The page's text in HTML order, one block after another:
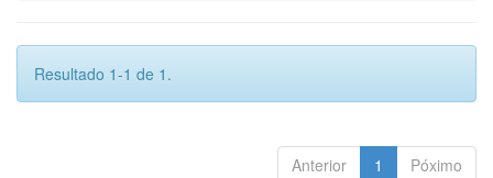
Resultado 1-1 de 1.
Anterior 1 Póximo